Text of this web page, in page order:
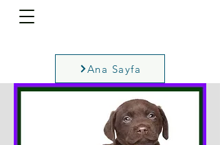
Ana Sayfa